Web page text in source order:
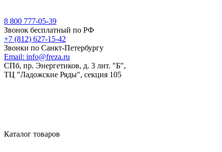
8 800 777-05-39
Звонок бесплатный по РФ
+7 (812) 627-15-42
Звонки по Санкт-Петербургу
Email: info@freza.ru
СПб, пр. Энергетиков, д. 3 лит. "Б",
ТЦ "Ладожские Ряды", секция 105
Каталог товаров